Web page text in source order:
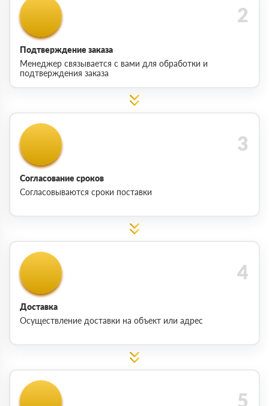
Подтверждение заказа
Менеджер связывается с вами для обработки и
подтверждения заказа
Согласование сроков
Согласовываются сроки поставки
Доставка
Осуществление доставки на объект или адрес